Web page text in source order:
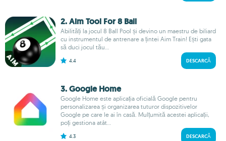
2. Aim Tool For 8 Ball
Abilități la jocul 8 Ball Pool și devino un maestru de biliard
cu instrumentul de antrenare a țintei Aim Train! Ești gata
să duci jocul tău...
4.4 DESCARCĂ
3. Google Home
Google Home este aplicația oficială Google pentru
personalizarea și organizarea tuturor dispozitivelor
Google pe care le ai în casă. Mulțumită acestei aplicații,
poți gestiona atât...
4.3 DESCARCĂ